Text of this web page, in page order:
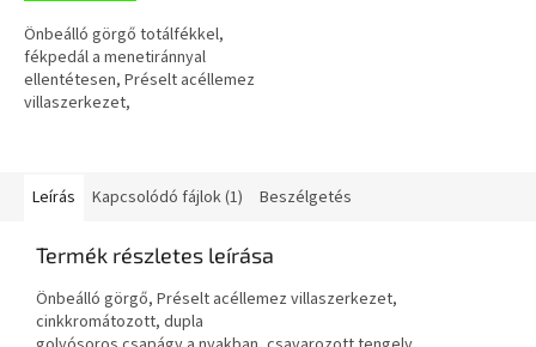
Önbeálló görgő totálfékkel,
fékpedál a menetiránnyal
ellentétesen, Préselt acéllemez
villaszerkezet,
Leírás
Kapcsolódó fájlok (1) Beszélgetés
Termék részletes leírása
Önbeálló görgő, Préselt acéllemez villaszerkezet,
cinkkromátozott, dupla